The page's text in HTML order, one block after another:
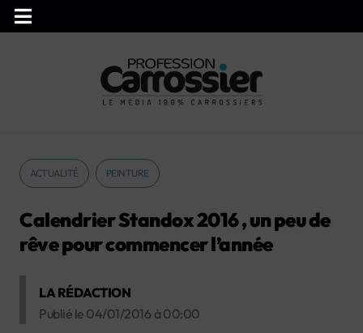
ACTUALITÉ PEINTURE
Calendrier Standox 2016 , un peu de
rêve pour commencer l’année
LA RÉDACTION
Publié le 04/01/2016 à 00:00